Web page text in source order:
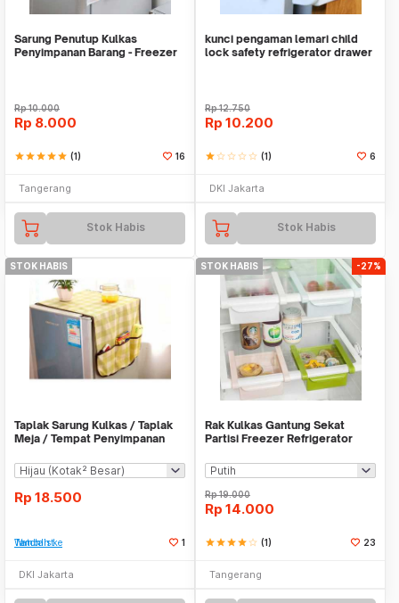
Sarung Penutup Kulkas
Penyimpanan Barang - Freezer
Rp10.000
Rp 8.000
starstarstarstarstar (1) 16
Tangerang
Stok Habis
kunci pengaman lemari child
lock safety refrigerator drawer
Rp12.750
Rp 10.200
starstar_borderstar_borderstar_borderstar_border (1) 6
DKI Jakarta
Stok Habis
STOK HABIS
Taplak Sarung Kulkas / Taplak
Meja / Tempat Penyimpanan
Rp 18.500
Tambah ke Watchlist 1
DKI Jakarta
STOK HABIS -27%
Rak Kulkas Gantung Sekat
Partisi Freezer Refrigerator
Rp19.000
Rp 14.000
starstarstarstarstar_border (1) 23
Tangerang